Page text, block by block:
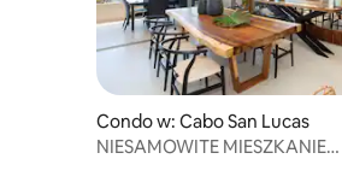
Condo w: Cabo San Lucas
NIESAMOWITE MIESZKANIE